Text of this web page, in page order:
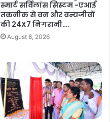
स्मार्ट सर्विलांस सिस्टम -एआई
तकनीक से वन और वन्यजीवों
की 24X7 निगरानी….
August 8, 2026